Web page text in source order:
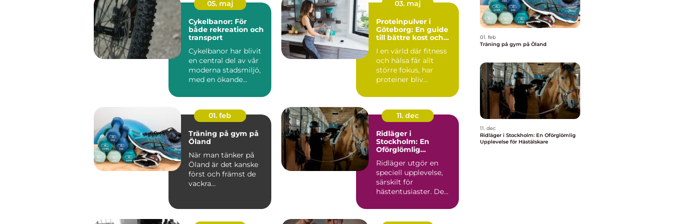
05. maj
Cykelbanor: För
både rekreation och
transport
Cykelbanor har blivit
en central del av vår
moderna stadsmiljö,
med en ökande
03. maj
Proteinpulver i
Göteborg: En guide
till bättre kost och
I en värld där fitness
och hälsa får allt
större fokus, har
proteiner bliv...
01. feb
Träning på gym på
Öland
När man tänker på
Öland är det kanske
först och främst de
vackra...
11. dec
Ridläger i
Stockholm: En
Oförglömlig
Hästälskare
Ridläger utgör en
speciell upplevelse,
särskilt för
hästentusiaster. De
01. feb
Träning på gym på Öland
11. dec
Ridläger i Stockholm: En Oförglömlig
Upplevelse för Hästälskare